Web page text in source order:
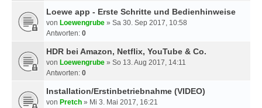
Loewe app - Erste Schritte und Bedienhinweise
von Loewengrube » Sa 30. Sep 2017, 10:58
Antworten: 0
HDR bei Amazon, Netflix, YouTube & Co.
von Loewengrube » So 13. Aug 2017, 14:11
Antworten: 0
Installation/Erstinbetriebnahme (VIDEO)
von Pretch » Mi 3. Mai 2017, 16:21